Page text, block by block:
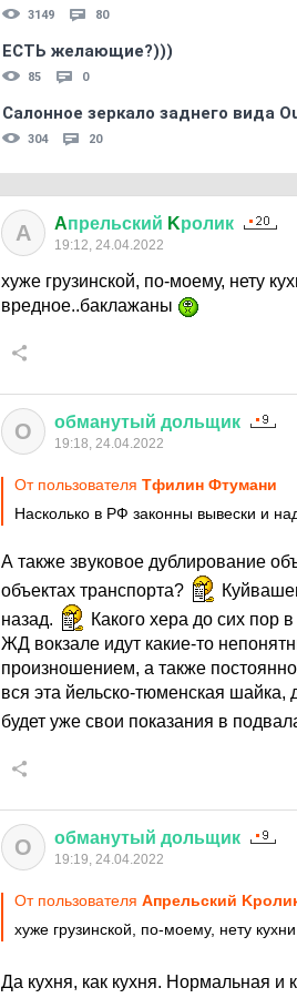
3149 80
ЕСТЬ желающие?)))
85 0
Салонное зеркало заднего вида
304 20
A Aпрельский Kролик
19:12, 24.04.2022
хуже грузинской, по-моему, нету
вредное..баклажаны
О обманутый дольщик
19:18, 24.04.2022
От пользователя Тфилин Фтумани
Насколько в РФ законны вывески и
А также звуковое дублирование
объектах транспорта?
назад.
Какого хера до сих пор
ЖД вокзале идут какие-то
произношением, а также
вся эта йельско-тюменская
будет уже свои показания в
О обманутый дольщик
19:19, 24.04.2022
От пользователя Aпрельский
хуже грузинской, по-моему, нету кухни
Да кухня, как кухня. Нормальная